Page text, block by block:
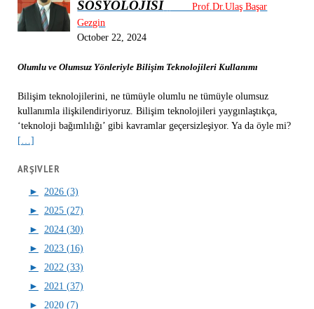
SOSYOLOJİSİ
Prof.Dr.Ulaş Başar
Gezgin
October 22, 2024
Olumlu ve Olumsuz Yönleriyle Bilişim Teknolojileri Kullanımı
Bilişim teknolojilerini, ne tümüyle olumlu ne tümüyle olumsuz
kullanımla ilişkilendiriyoruz. Bilişim teknolojileri yaygınlaştıkça,
‘teknoloji bağımlılığı’ gibi kavramlar geçersizleşiyor. Ya da öyle mi?
[…]
ARŞIVLER
►
2026 (3)
►
2025 (27)
►
2024 (30)
►
2023 (16)
►
2022 (33)
►
2021 (37)
►
2020 (7)